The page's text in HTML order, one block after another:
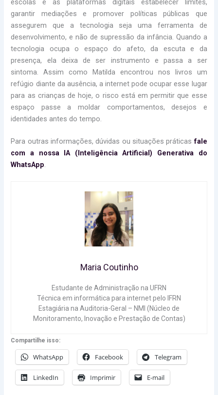
escolas e às plataformas digitais estabelecer limites,
garantir mediações e promover políticas públicas que
assegurem que a tecnologia seja uma ferramenta de
desenvolvimento, e não de supressão da infância. Quando a
tecnologia ocupa o espaço do afeto, da escuta e da
presença, ela deixa de ser instrumento e passa a ser
sintoma. Assim como Matilda encontrou nos livros um
refúgio diante da ausência, a internet pode ocupar esse lugar
para as crianças de hoje, o risco está em permitir que esse
espaço passe a moldar comportamentos, desejos e
identidades antes do tempo.
Para outras informações, dúvidas ou situações práticasfale
com a nossa IA (Inteligência Artificial) Generativa do
WhatsApp.
Maria Coutinho
Estudante de Administração na UFRN
Técnica em informática para internet pelo IFRN
Estagiária na Auditoria-Geral – NMI (Núcleo de
Monitoramento, Inovação e Prestação de Contas)
Compartilhe isso:
WhatsApp Facebook Telegram
LinkedIn Imprimir E-mail